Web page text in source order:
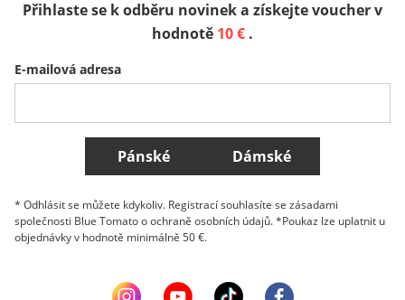
Slovenija
Belgique (Français) Danmark Norge
Všechny země
Přihlaste se k odběru novinek a získejte voucher v
hodnotě 10 € .
E-mailová adresa
Pánské Dámské
* Odhlásit se můžete kdykoliv. Registrací souhlasíte se zásadami
společnosti Blue Tomato o ochraně osobních údajů. *Poukaz lze uplatnit u
objednávky v hodnotě minimálně 50 €.